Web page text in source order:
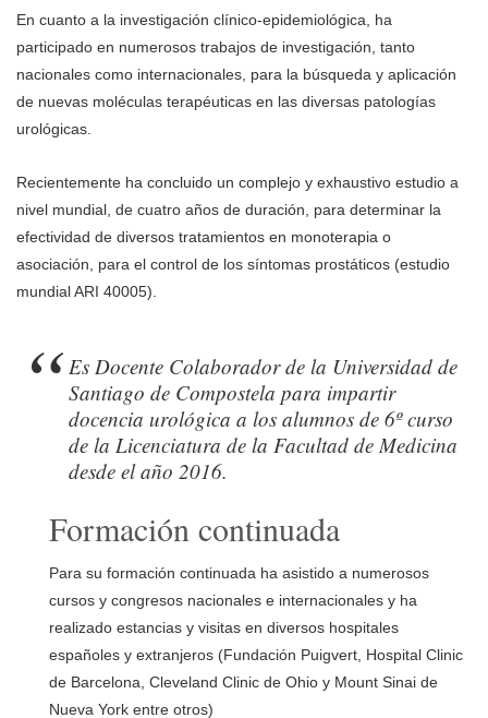
En cuanto a la investigación clínico-epidemiológica, ha
participado en numerosos trabajos de investigación, tanto
nacionales como internacionales, para la búsqueda y aplicación
de nuevas moléculas terapéuticas en las diversas patologías
urológicas.
Recientemente ha concluido un complejo y exhaustivo estudio a
nivel mundial, de cuatro años de duración, para determinar la
efectividad de diversos tratamientos en monoterapia o
asociación, para el control de los síntomas prostáticos (estudio
mundial ARI 40005).
Es Docente Colaborador de la Universidad de
Santiago de Compostela para impartir
docencia urológica a los alumnos de 6º curso
de la Licenciatura de la Facultad de Medicina
desde el año 2016.
Formación continuada​
Para su formación continuada ha asistido a numerosos
cursos y congresos nacionales e internacionales y ha
realizado estancias y visitas en diversos hospitales
españoles y extranjeros (Fundación Puigvert, Hospital Clinic
de Barcelona, Cleveland Clinic de Ohio y Mount Sinai de
Nueva York entre otros)